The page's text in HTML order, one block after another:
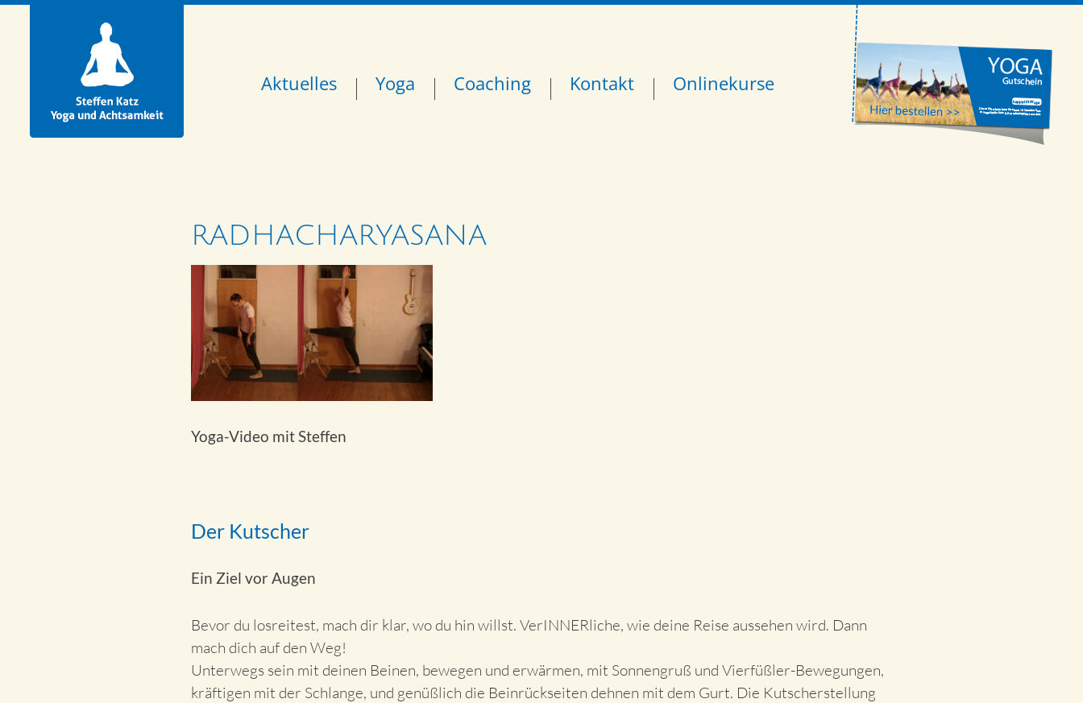
Aktuelles Yoga Coaching Kontakt Onlinekurse
RADHACHARYASANA
Yoga-Video mit Steffen
Der Kutscher
Ein Ziel vor Augen
Bevor du losreitest, mach dir klar, wo du hin willst. VerINNERliche, wie deine Reise aussehen wird. Dann
mach dich auf den Weg!
Unterwegs sein mit deinen Beinen, bewegen und erwärmen, mit Sonnengruß und Vierfüßler-Bewegungen,
kräftigen mit der Schlange, und genüßlich die Beinrückseiten dehnen mit dem Gurt. Die Kutscherstellung